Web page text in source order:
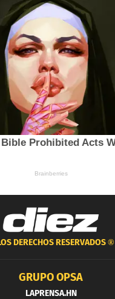
DERECHOS RESERVADOS ®
GRUPO OPSA
LAPRENSA.HN